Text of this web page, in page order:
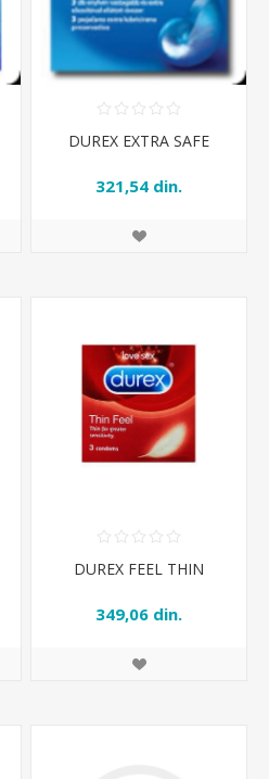
DUREX EXTRA SAFE
321,54 din.
DUREX FEEL THIN
349,06 din.